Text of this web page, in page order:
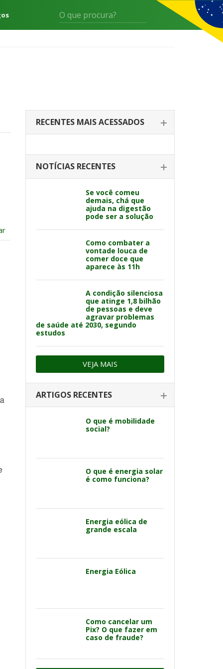
RECENTES MAIS ACESSADOS
NOTÍCIAS RECENTES
Se você comeu
demais, chá que
ajuda na digestão
pode ser a solução
Como combater a
vontade louca de
comer doce que
aparece às 11h
A condição silenciosa
que atinge 1,8 bilhão
de pessoas e deve
agravar problemas
de saúde até 2030, segundo
estudos
VEJA MAIS
ARTIGOS RECENTES
O que é mobilidade
social?
O que é energia solar
é como funciona?
Energia eólica de
grande escala
Energia Eólica
Como cancelar um
Pix? O que fazer em
caso de fraude?